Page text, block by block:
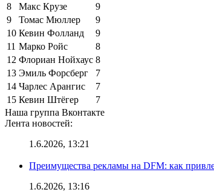
8
Макс Крузе
9
9
Томас Мюллер
9
10 Кевин Фолланд
9
11 Марко Ройс
8
12 Флориан Нойхаус 8
13 Эмиль Форсберг
7
14 Чарлес Арангис
7
15 Кевин Штёгер
7
Наша группа Вконтакте
Лента новостей:
1.6.2026, 13:21
Преимущества рекламы на DFM: как
1.6.2026, 13:16